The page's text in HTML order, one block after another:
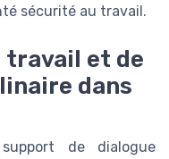
sécurité au travail.
travail et de
dans
de dialogue